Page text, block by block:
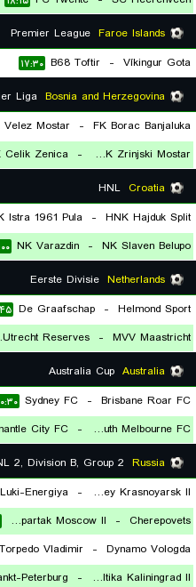
Faroe Islands
Víkingur Gota
-
B68 Toftir ۱۷:۳۰
Bosnia and Herzegovina
FK Borac Banjaluka
-
Velez Mostar
HSK Zrinjski Mostar
-
Celik Zenica
Croatia
HNK Hajduk Split
-
Istra 1961 Pula
NK Slaven Belupo
-
NK Varazdin
Netherlands
Helmond Sport
-
De Graafschap
MVV Maastricht
-
Australia
Brisbane Roar FC
-
Sydney FC
South Melbourne FC
-
City FC
Russia
FK Yenisey Krasnoyarsk II
-
Luki-Energiya
Cherepovets
-
FK Spartak Moscow II
Dynamo Vologda
-
Torpedo Vladimir
FK Baltika Kaliningrad II
-